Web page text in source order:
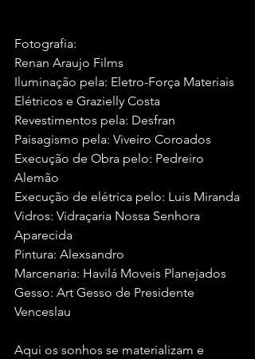
Fotografia:
Renan Araujo Films
Iluminação pela: Eletro-Força Materiais
Elétricos e Grazielly Costa
Revestimentos pela: Desfran
Paisagismo pela: Viveiro Coroados
Execução de Obra pelo: Pedreiro
Alemão
Execução de elétrica pelo: Luis Miranda
Vidros: Vidraçaria Nossa Senhora
Aparecida
Pintura: Alexsandro
Marcenaria: Havilá Moveis Planejados
Gesso: Art Gesso de Presidente
Venceslau
Aqui os sonhos se materializam e